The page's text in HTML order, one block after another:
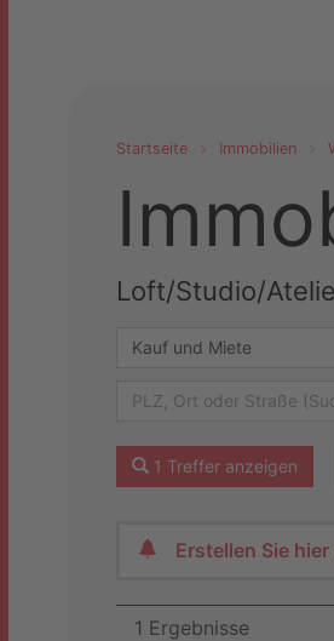
Startseite Immobilien
Loft/Studio/
Kauf und Miete
1 Treffer anzeigen
Erstellen Sie
1 Ergebnisse